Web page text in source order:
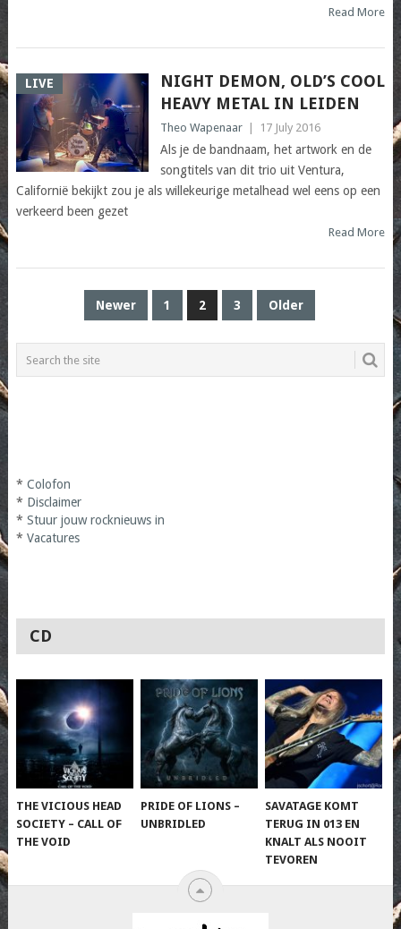
Read More
LIVE
NIGHT DEMON, OLD’S COOL
HEAVY METAL IN LEIDEN
Theo Wapenaar 17 July 2016
Als je de bandnaam, het artwork en de
songtitels van dit trio uit Ventura,
Californië bekijkt zou je als willekeurige metalhead wel eens op een
verkeerd been gezet
Read More
Newer 1 2 3 Older
* Colofon
* Disclaimer
* Stuur jouw rocknieuws in
* Vacatures
CD
THE VICIOUS HEAD
SOCIETY – CALL OF
THE VOID
PRIDE OF LIONS –
UNBRIDLED
SAVATAGE KOMT
TERUG IN 013 EN
KNALT ALS NOOIT
TEVOREN